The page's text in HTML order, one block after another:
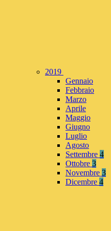
2019
Gennaio
Febbraio
Marzo
Aprile
Maggio
Giugno
Luglio
Agosto
Settembre 4
Ottobre 3
Novembre 3
Dicembre 4